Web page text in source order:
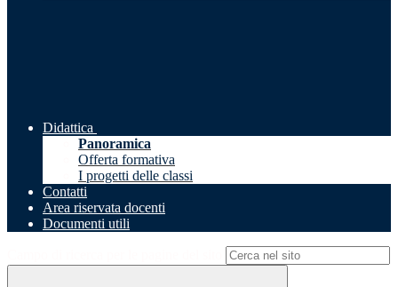
Didattica
Panoramica
Offerta formativa
I progetti delle classi
Contatti
Area riservata docenti
Documenti utili